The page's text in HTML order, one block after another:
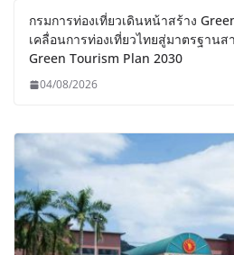
กรมการท่องเที่ยวเดินหน้าสร้าง
เคลื่อนการท่องเที่ยวไทยสู่มาตรฐาน
Green Tourism Plan 2030
04/08/2026